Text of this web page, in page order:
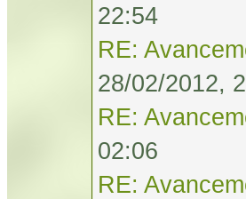
22:54
RE:
28/02/2012,
RE:
02:06
RE: